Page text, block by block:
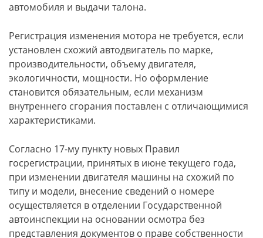
автомобиля и выдачи талона.
Регистрация изменения мотора не требуется, если
установлен схожий автодвигатель по марке,
производительности, объему двигателя,
экологичности, мощности. Но оформление
становится обязательным, если механизм
внутреннего сгорания поставлен с отличающимися
характеристиками.
Согласно 17-му пункту новых Правил
госрегистрации, принятых в июне текущего года,
при изменении двигателя машины на схожий по
типу и модели, внесение сведений о номере
осуществляется в отделении Государственной
автоинспекции на основании осмотра без
представления документов о праве собственности